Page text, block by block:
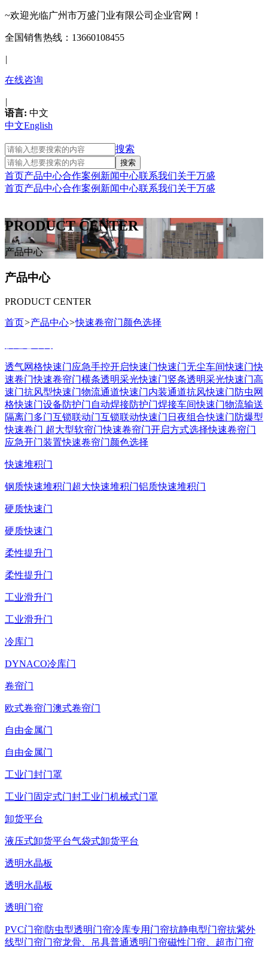
~欢迎光临广州市万盛门业有限公司企业官网！
全国销售热线：13660108455
|
在线咨询
|
语言: 中文
中文English
搜索
首页产品中心合作案例 新闻中心联系我们关于万盛
首页产品中心合作案例 新闻中心联系我们关于万盛
PRODUCT CENTER
产品中心
产品中心
PRODUCT CENTER
首页>产品中心>快速卷帘门颜色选择
透气网格快速门应急手控开启快速门快速门无尘车间快速门快
速卷门快速卷帘门横条透明采光快速门竖条透明采光快速门高
速门抗风型快速门物流通道快速门内装通道抗风快速门 防虫网
格快速门设备防护门 自动焊接防护门焊接车间快速门物流输送
隔离门多门互锁联动门互锁联动快速门 日夜组合快速门 防爆型
快速卷门 超大型软帘门快速卷帘门开启方式选择快速卷帘门
应急开门装置快速卷帘门颜色选择
快速堆积门
钢质快速堆积门超大快速堆积门铝质快速堆积门
硬质快速门
硬质快速门
柔性提升门
柔性提升门
工业滑升门
工业滑升门
冷库门
DYNACO冷库门
卷帘门
欧式卷帘门澳式卷帘门
自由金属门
自由金属门
工业门封门罩
工业门固定式门封工业门机械式门罩
卸货平台
液压式卸货平台气袋式卸货平台
透明水晶板
透明水晶板
透明门帘
PVC门帘|防虫型透明门帘冷库专用门帘抗静电型门帘抗紫外
线型门帘门帘龙骨、吊具普通透明门帘磁性门帘、超市门帘